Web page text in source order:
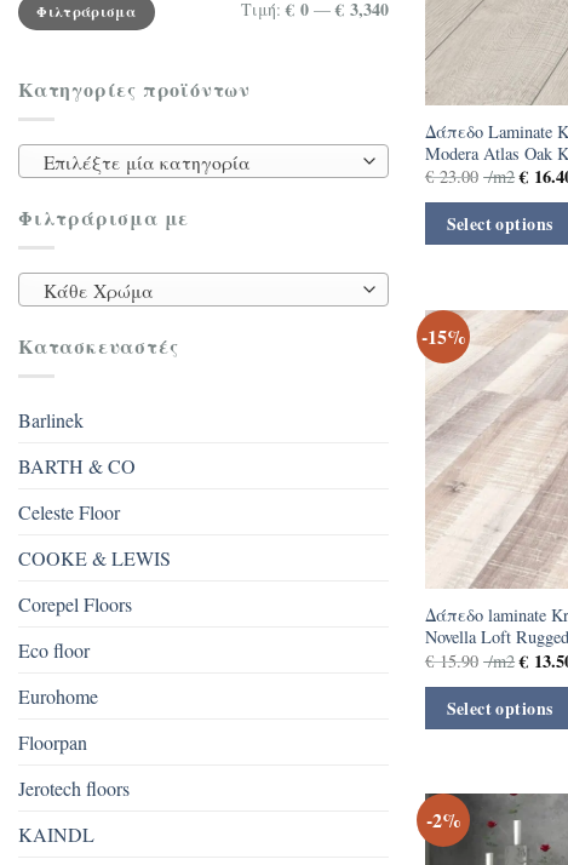
τιμή
τιμήΦιλτράρισμα Τιμή:€ 0 —€ 3,340
Κατηγορίες προϊόντων
Επιλέξτε μία κατηγορία
Φιλτράρισμα με
Κάθε Χρώμα
Κατασκευαστές
Barlinek
BARTH & CO
Celeste Floor
COOKE & LEWIS
Corepel Floors
Eco floor
Eurohome
Floorpan
Jerotech floors
KAINDL
Δάπεδο Laminate
Modera Atlas Oak
€23.00 /m2 €
Select options
-15%
Δάπεδο laminate
Novella Loft
€15.90 /m2 €
Select options
-2%